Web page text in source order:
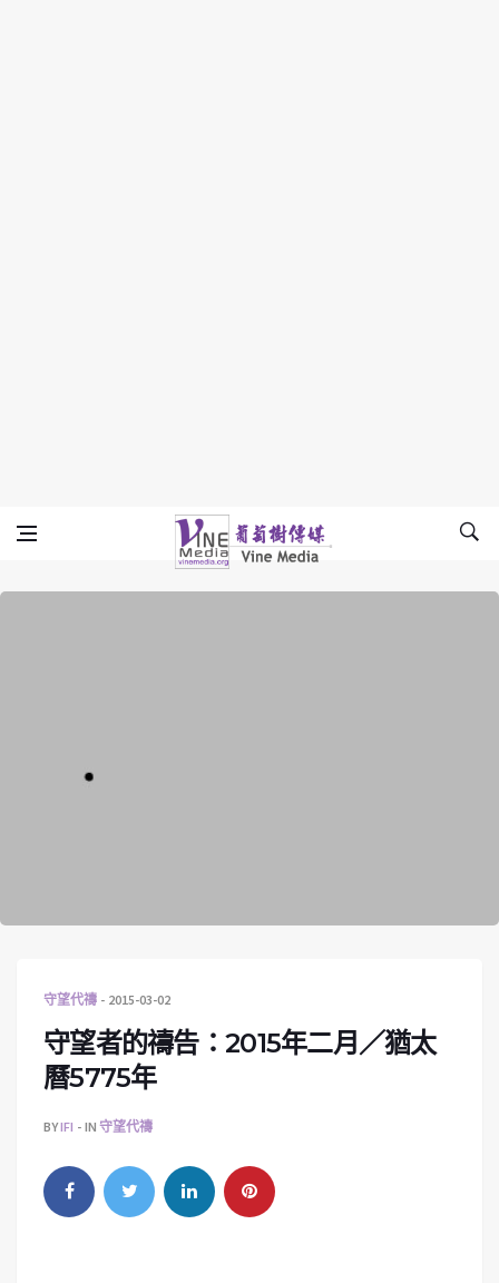
Vine Media
葡萄樹傳媒
守望代禱 2015-03-02
守望者的禱告：2015年二月／猶太
曆5775年
BYIFI IN 守望代禱